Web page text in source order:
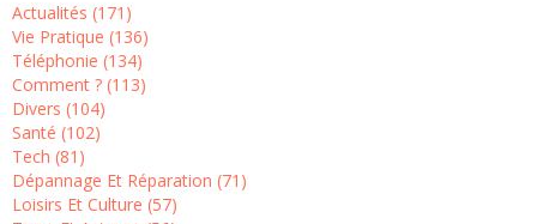
Actualités (171)
Vie Pratique (136)
Téléphonie (134)
Comment ? (113)
Divers (104)
Santé (102)
Tech (81)
Dépannage Et Réparation (71)
Loisirs Et Culture (57)